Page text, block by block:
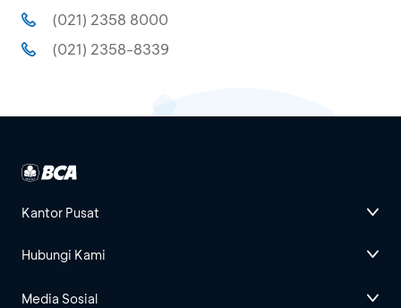
(021) 2358 8000
(021) 2358-8339
Kantor Pusat
Hubungi Kami
Media Sosial